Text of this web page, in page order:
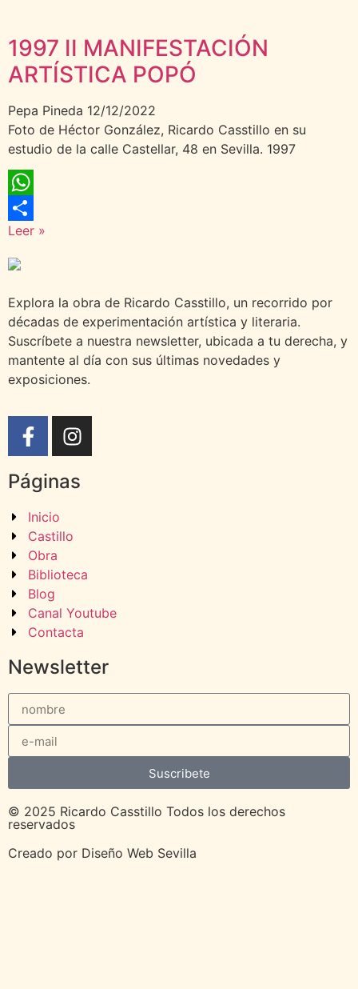
1997 II MANIFESTACIÓN
ARTÍSTICA POPÓ
Pepa Pineda 12/12/2022
Foto de Héctor González, Ricardo Casstillo en su
estudio de la calle Castellar, 48 en Sevilla. 1997
WhatsApp
Compartir
Leer »
Explora la obra de Ricardo Casstillo, un recorrido por
décadas de experimentación artística y literaria.
Suscríbete a nuestra newsletter, ubicada a tu derecha, y
mantente al día con sus últimas novedades y
exposiciones.
Páginas
Inicio
Castillo
Obra
Biblioteca
Blog
Canal Youtube
Contacta
Newsletter
Suscribete
© 2025 Ricardo Casstillo Todos los derechos
reservados
Creado por Diseño Web Sevilla